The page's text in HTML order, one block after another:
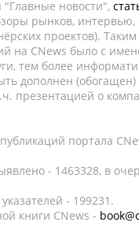
"Главные новости",
рынков, интервью,
проектов).
на CNews было с
тем более
дополнен (обогащен)
презентацией о
портала
- 1463328, в
- 199231.
книги CNews -